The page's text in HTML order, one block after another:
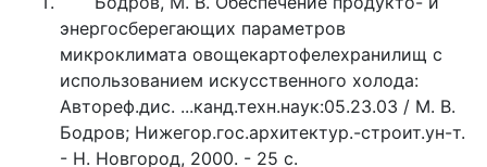
энергосберегающих параметров
микроклимата овощекартофелехранилищ с
использованием искусственного холода:
Автореф.дис. ...канд.техн.наук:05.23.03 / М. В.
Бодров; Нижегор.гос.архитектур.-строит.ун-т.
- Н. Новгород, 2000. - 25 с.